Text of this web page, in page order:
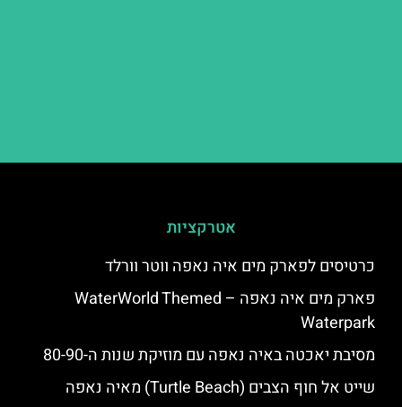
אטרקציות
כרטיסים לפארק מים איה נאפה ווטר וורלד
פארק מים איה נאפה – ‪‪WaterWorld Themed
Waterpark‬‬
מסיבת יאכטה באיה נאפה עם מוזיקת שנות ה-80-90
שייט אל חוף הצבים (Turtle Beach) מאיה נאפה